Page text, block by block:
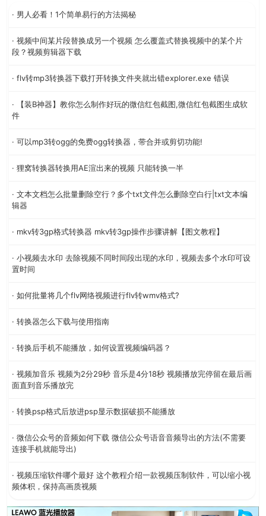
· 男人必看！1个简单易行的方法揭秘
· 视频中间某片段替换成另一个视频 怎么覆盖式替换视频中的某个片
段？视频剪辑器下载
· flv转mp3转换器下载打开转换文件夹就出错explorer.exe 错误
· 【装B神器】教你怎么制作好玩的微信红包截图,微信红包截图生成软
件
· 可以mp3转ogg的免费ogg转换器，带合并或剪切功能!
· 狸窝转换器转换用AE渲出来的视频 只能转换一半
· 文本文档怎么批量删除空行？多个txt文件怎么删除空白行|txt文本编
辑器
· mkv转3gp格式转换器 mkv转3gp操作步骤讲解【图文教程】
· 小视频去水印 去除视频不同时间段出现的水印，视频去多个水印可设
置时间
· 如何批量将几个flv网络视频进行flv转wmv格式?
· 转换器怎么下载与使用指南
· 转换后手机不能播放，如何设置视频编码器？
· 视频加音乐 视频为2分29秒 音乐是4分18秒 视频播放完停留在最后画
面直到音乐播放完
· 转换psp格式后放进psp显示数据破损不能播放
· 微信公众号的音频如何下载 微信公众号语音音频导出的方法(不需要
连接手机就能导出)
· 视频压缩软件哪个最好 这个教程介绍一款视频压制软件，可以缩小视
频体积，保持高画质视频